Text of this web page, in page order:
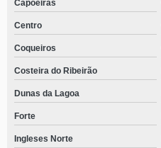
Capoeiras
Centro
Coqueiros
Costeira do Ribeirão
Dunas da Lagoa
Forte
Ingleses Norte